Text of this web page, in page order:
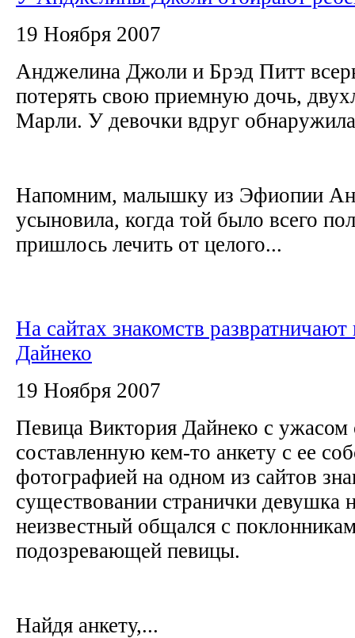
19 Ноября 2007
Анджелина Джоли и Брэд Питт
потерять свою приемную дочь,
Марли. У девочки вдруг
Напомним, малышку из Эфиопии
усыновила, когда той было всего
пришлось лечить от целого...
На сайтах знакомств
Дайнеко
19 Ноября 2007
Певица Виктория Дайнеко с ужасом
составленную кем-то анкету с ее
фотографией на одном из сайтов
существовании странички девушка
неизвестный общался с
подозревающей певицы.
Найдя анкету,...